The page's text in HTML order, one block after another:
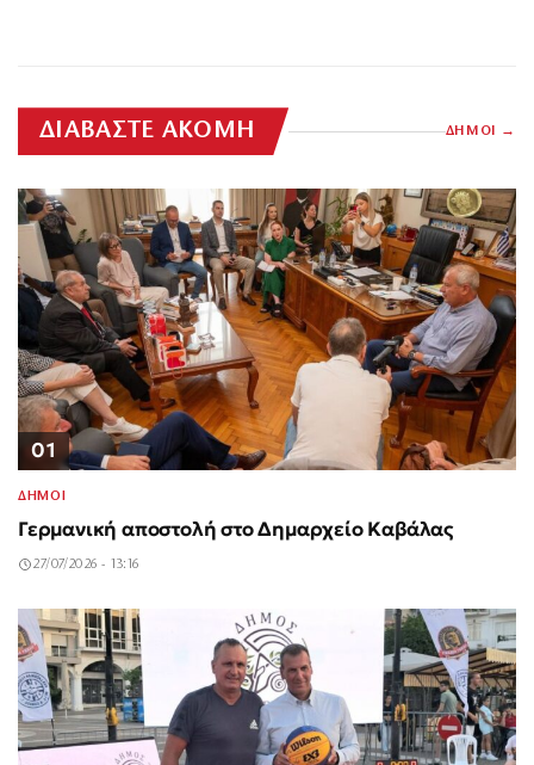
ΔΙΑΒΑΣΤΕ ΑΚΟΜΗ ΔΗΜΟΙ
01
ΔΗΜΟΙ
Γερμανική αποστολή στο Δημαρχείο Καβάλας
27/07/2026 - 13:16